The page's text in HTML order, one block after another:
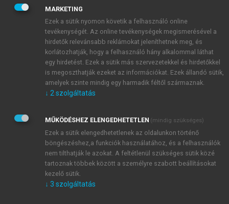
JELSZÓ
JELSZÓ ÚJRA
Kérek értesítést a MeRSZ újdonságairól, akcióiról.
Kérek értesítést az Akadémiai Kiadó Zrt. újdonságairól,
Adatkezelési tájékoztatóbanfoglaltakat tudomásul
veszem és elfogadom.
Általános vásárlási feltételeket, valamint a szotar.netés a
mersz.huoldalak licencszerződéseiben foglaltakat
tudomásul veszem és elfogadom.
KIPRÓBÁLOM
MARKETING
Ezek a sütik nyomon követik a felhasználó online
tevékenységét. Az online tevékenységek megismerésével a
hirdetők relevánsabb reklámokat jeleníthetnek meg, és
korlátozhatják, hogy a felhasználó hány alkalommal láthat
egy hirdetést. Ezek a sütik más szervezetekkel és hirdetőkkel
is megoszthatják ezeket az információkat. Ezek állandó sütik,
amelyek szinte mindig egy harmadik féltől származnak.
↓ 2 szolgáltatás
MŰKÖDÉSHEZ ELENGEDHETETLEN (mindig szükséges)
Ezek a sütik elengedhetetlenek az oldalunkon történő
böngészéshez,a funkciók használatához, és a felhasználók
nem tilthatják le azokat. A feltétlenül szükséges sütik közé
tartoznak többek között a személyre szabott beállításokat
kezelő sütik.
↓ 3 szolgáltatás